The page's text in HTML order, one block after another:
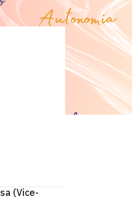
(Vice-